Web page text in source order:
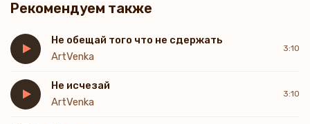
Рекомендуем также
Не обещай того что не сдержать
ArtVenka
3:10
Не исчезай
ArtVenka
3:10